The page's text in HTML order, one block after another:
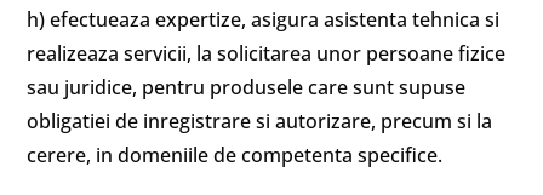
h) efectueaza expertize, asigura asistenta tehnica si
realizeaza servicii, la solicitarea unor persoane fizice
sau juridice, pentru produsele care sunt supuse
obligatiei de inregistrare si autorizare, precum si la
cerere, in domeniile de competenta specifice.